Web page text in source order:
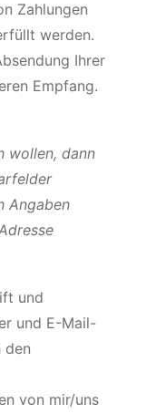
Zahlungen
werden.
Ihrer
Empfang.
wollen, dann
Angaben
und
und E-Mail-
den
von mir/uns